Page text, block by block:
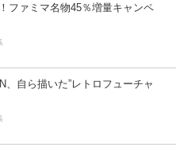
ファミマ名物45％増量キャンペ
自ら描いた”レトロフューチャ